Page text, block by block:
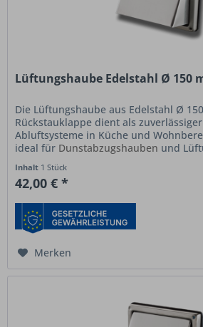
Lüftungshaube Edelstahl Ø 150
Die Lüftungshaube aus Edelstahl Ø
Rückstauklappe dient als
Abluftsysteme in Küche und
ideal für Dunstabzugshauben und
Inhalt 1 Stück
42,00 € *
Merken